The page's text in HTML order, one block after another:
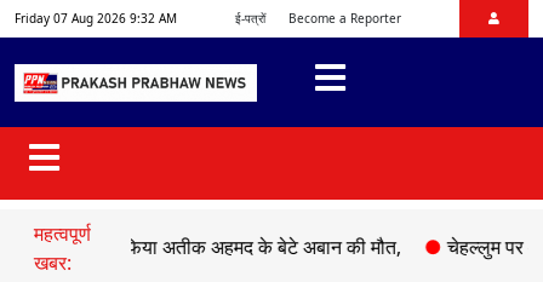
Friday 07 Aug 2026 9:32 AM ई-पत्रों Become a Reporter
महत्वपूर्ण
खबर:
में माफिया अतीक अहमद के बेटे अबान की मौत, ●चेहल्लुम पर अकीदत के